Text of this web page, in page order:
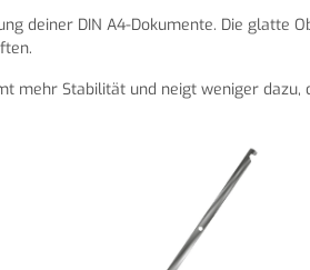
deiner DIN A4-Dokumente. Die glatte
mehr Stabilität und neigt weniger